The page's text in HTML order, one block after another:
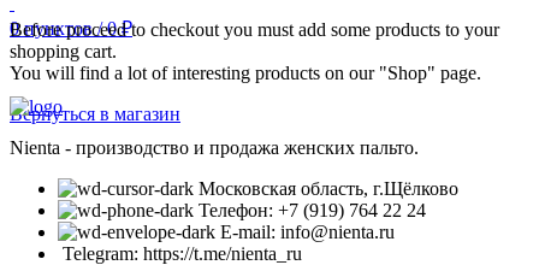
0пунктов / 0₽
Before proceed to checkout you must add some products to your
shopping cart.
You will find a lot of interesting products on our "Shop" page.
Вернуться в магазин
Nienta - производство и продажа женских пальто.
Московская область, г.Щёлково
Телефон: +7 (919) 764 22 24
E-mail: info@nienta.ru
Telegram: https://t.me/nienta_ru